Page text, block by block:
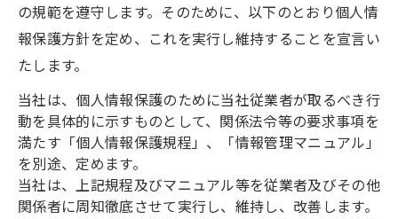
の規範を遵守します。そのために、以下のとおり個人情
報保護方針を定め、これを実行し維持することを宣言い
たします。
当社は、個人情報保護のために当社従業者が取るべき行
動を具体的に示すものとして、関係法令等の要求事項を
満たす「個人情報保護規程」、「情報管理マニュアル」
を別途、定めます。
当社は、上記規程及びマニュアル等を従業者及びその他
関係者に周知徹底させて実行し、維持し、改善します。